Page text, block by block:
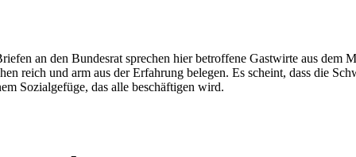
an den Bundesrat sprechen hier betroffene Gastwirte aus dem
reich und arm aus der Erfahrung belegen. Es scheint, dass die
Sozialgefüge, das alle beschäftigen wird.